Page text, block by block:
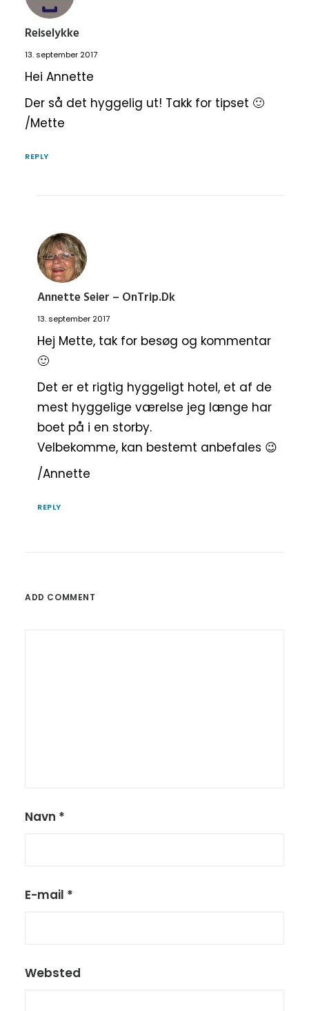
Reiselykke
13. september 2017
Hei Annette
Der så det hyggelig ut! Takk for tipset 🙂
/Mette
REPLY
Annette Seier – OnTrip.dk
13. september 2017
Hej Mette, tak for besøg og kommentar
🙂
Det er et rigtig hyggeligt hotel, et af de
mest hyggelige værelse jeg længe har
boet på i en storby.
Velbekomme, kan bestemt anbefales 😉
/Annette
REPLY
ADD COMMENT
Navn *
E-mail *
Websted